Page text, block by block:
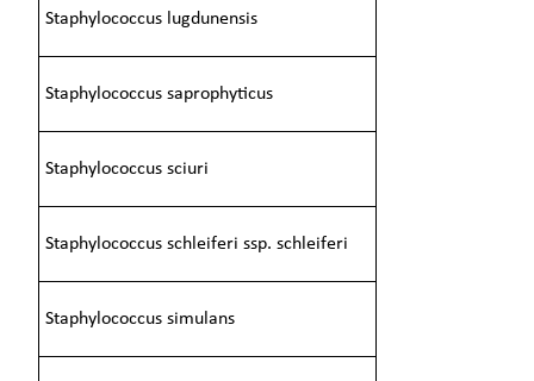
Staphylococcus lugdunensis
Staphylococcus saprophyticus
Staphylococcus sciuri
Staphylococcus schleiferi ssp. schleiferi
Staphylococcus simulans